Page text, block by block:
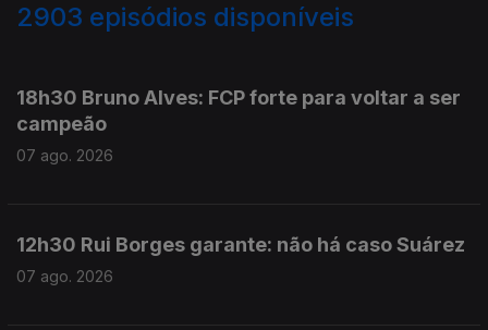
2903 episódios disponíveis
18h30 Bruno Alves: FCP forte para voltar a ser
campeão
07 ago. 2026
12h30 Rui Borges garante: não há caso Suárez
07 ago. 2026